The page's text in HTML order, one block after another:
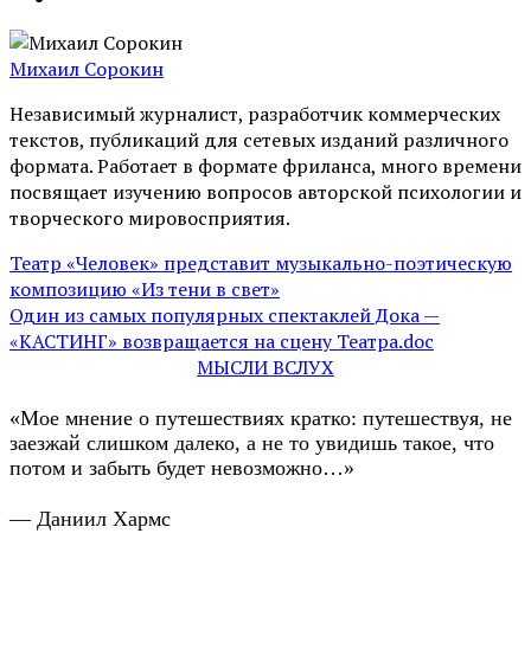
Михаил Сорокин
Независимый журналист, разработчик коммерческих
текстов, публикаций для сетевых изданий различного
формата. Работает в формате фриланса, много времени
посвящает изучению вопросов авторской психологии и
творческого мировосприятия.
Театр «Человек» представит музыкально-поэтическую
композицию «Из тени в свет»
Один из самых популярных спектаклей Дока —
«КАСТИНГ» возвращается на сцену Театра.doc
МЫСЛИ ВСЛУХ
«Мое мнение о путешествиях кратко: путешествуя, не
заезжай слишком далеко, а не то увидишь такое, что
потом и забыть будет невозможно…»
— Даниил Хармс